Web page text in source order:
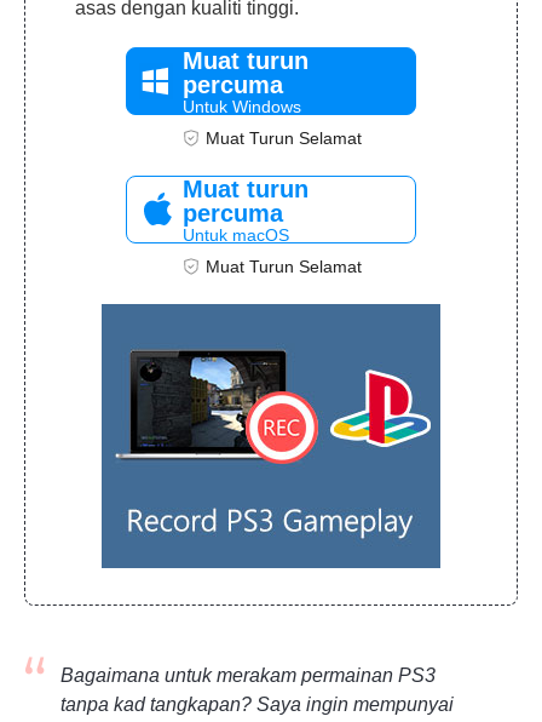
asas dengan kualiti tinggi.
Muat turun
percuma
Untuk Windows
Muat Turun Selamat
Muat turun
percuma
Untuk macOS
Muat Turun Selamat
Bagaimana untuk merakam permainan PS3
tanpa kad tangkapan? Saya ingin mempunyai